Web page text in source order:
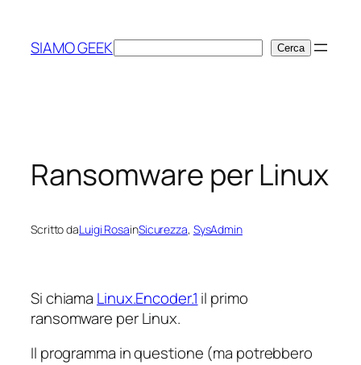
contenuto
SIAMO GEEKCerca Cerca
Ransomware per Linux
Scritto daLuigi RosainSicurezza, SysAdmin
Si chiama Linux.Encoder.1 il primo
ransomware per Linux.
Il programma in questione (ma potrebbero